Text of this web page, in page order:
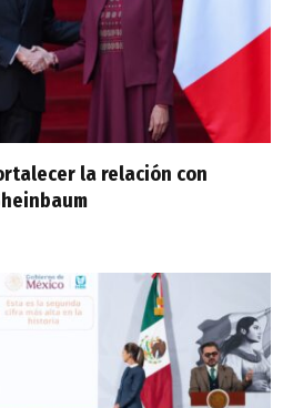
la relación con